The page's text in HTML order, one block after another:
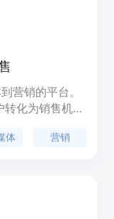
营销的平台。
转化为销售机
体 营销